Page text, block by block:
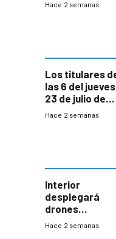
gobierno
Hace 2 semanas
Los titulares
las 6 del jueves
23 de julio de
2026
Hace 2 semanas
Interior
desplegará
drones
autónomos para
Hace 2 semanas